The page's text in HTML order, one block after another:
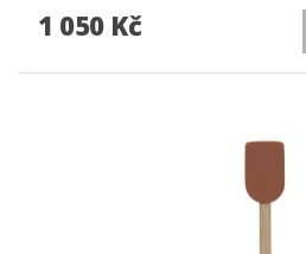
1 050 Kč